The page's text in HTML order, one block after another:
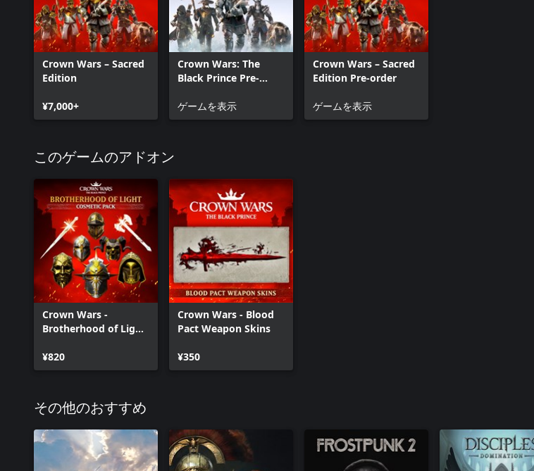
Crown Wars – Sacred
Edition
¥7,000+
Crown Wars: The
Black Prince Pre-
ゲームを表示
Crown Wars – Sacred
Edition Pre-order
ゲームを表示
このゲームのアドオン
Crown Wars -
Brotherhood of Light
¥820
Crown Wars - Blood
Pact Weapon Skins
¥350
その他のおすすめ